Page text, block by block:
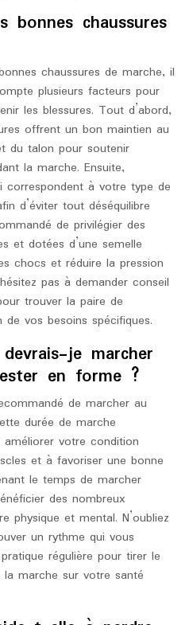
bonnes chaussures
chaussures de marche, il
plusieurs facteurs pour
les blessures. Tout d’abord,
offrent un bon maintien au
du talon pour soutenir
la marche. Ensuite,
correspondent à votre type de
d’éviter tout déséquilibre
de privilégier des
et dotées d’une semelle
chocs et réduire la pression
pas à demander conseil
trouver la paire de
vos besoins spécifiques.
je marcher
en forme ?
de marcher au
durée de marche
votre condition
et à favoriser une bonne
le temps de marcher
des nombreux
physique et mental. N’oubliez
un rythme qui vous
régulière pour tirer le
marche sur votre santé